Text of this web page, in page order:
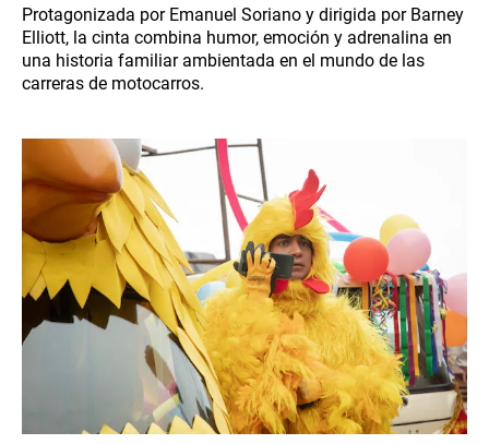
Protagonizada por Emanuel Soriano y dirigida por Barney
Elliott, la cinta combina humor, emoción y adrenalina en
una historia familiar ambientada en el mundo de las
carreras de motocarros.